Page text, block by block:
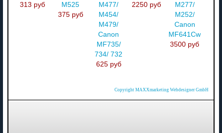
313 руб
M525
375 руб
M477/
M454/
M479/
Canon
MF735/
734/ 732
625 руб
2250 руб
M277/
M252/
Canon
MF641Cw
3500 руб
Copyright MAXXmarketing Webdesigner GmbH